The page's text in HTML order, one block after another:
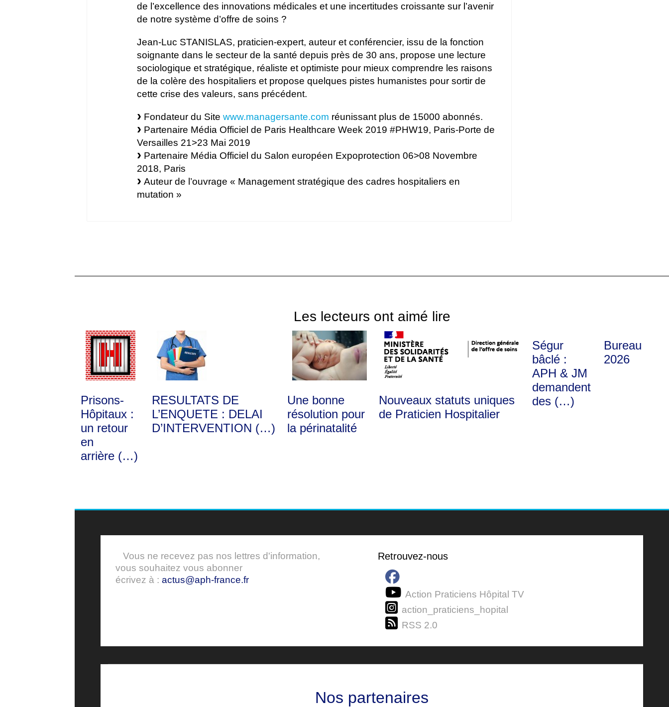
de l’excellence des innovations médicales et une incertitudes croissante sur l’avenir
de notre système d’offre de soins ?
Jean-Luc STANISLAS, praticien-expert, auteur et conférencier, issu de la fonction
soignante dans le secteur de la santé depuis près de 30 ans, propose une lecture
sociologique et stratégique, réaliste et optimiste pour mieux comprendre les raisons
de la colère des hospitaliers et propose quelques pistes humanistes pour sortir de
cette crise des valeurs, sans précédent.
Fondateur du Site www.managersante.com réunissant plus de 15000 abonnés.
Partenaire Média Officiel de Paris Healthcare Week 2019 #PHW19, Paris-Porte de
Versailles 21>23 Mai 2019
Partenaire Média Officiel du Salon européen Expoprotection 06>08 Novembre
2018, Paris
Auteur de l’ouvrage « Management stratégique des cadres hospitaliers en
mutation »
Les lecteurs ont aimé lire
Prisons-
Hôpitaux :
un retour
en
arrière (…)
RESULTATS DE
L’ENQUETE : DELAI
D’INTERVENTION (…)
Une bonne
résolution pour
la périnatalité
Nouveaux statuts uniques
de Praticien Hospitalier
Ségur
bâclé :
APH & JM
demandent
des (…)
Bureau
2026
Vous ne recevez pas nos lettres d'information,
vous souhaitez vous abonner
écrivez à : actus@aph-france.fr
Retrouvez-nous
Action Praticiens Hôpital TV
action_praticiens_hopital
RSS 2.0
Nos partenaires